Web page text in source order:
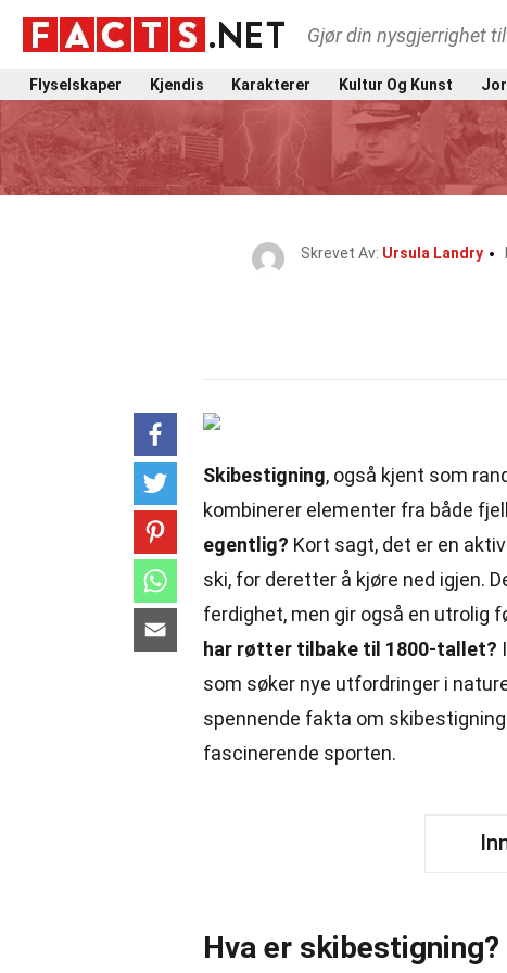
Gjør din nysgjerrighet
Flyselskaper Kjendis Karakterer Kultur Og Kunst
Skrevet Av: Ursula Landry
Skibestigning, også kjent som
kombinerer elementer fra både
egentlig? Kort sagt, det er en
ski, for deretter å kjøre ned igjen.
ferdighet, men gir også en utrolig
har røtter tilbake til 1800-tallet?
som søker nye utfordringer i
spennende fakta om
fascinerende sporten.
Hva er skibestigning?